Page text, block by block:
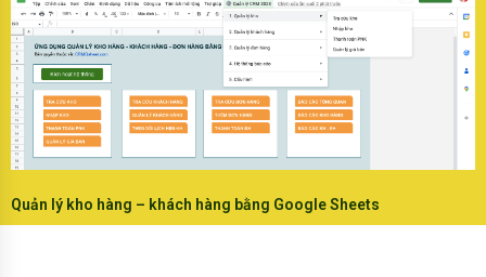
Quản lý kho hàng – khách hàng bằng Google Sheets